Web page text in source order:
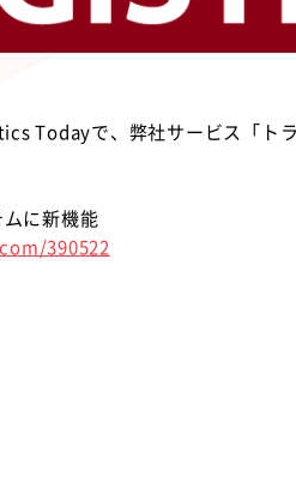
Todayで、弊社サービス「ト
に新機能
390522